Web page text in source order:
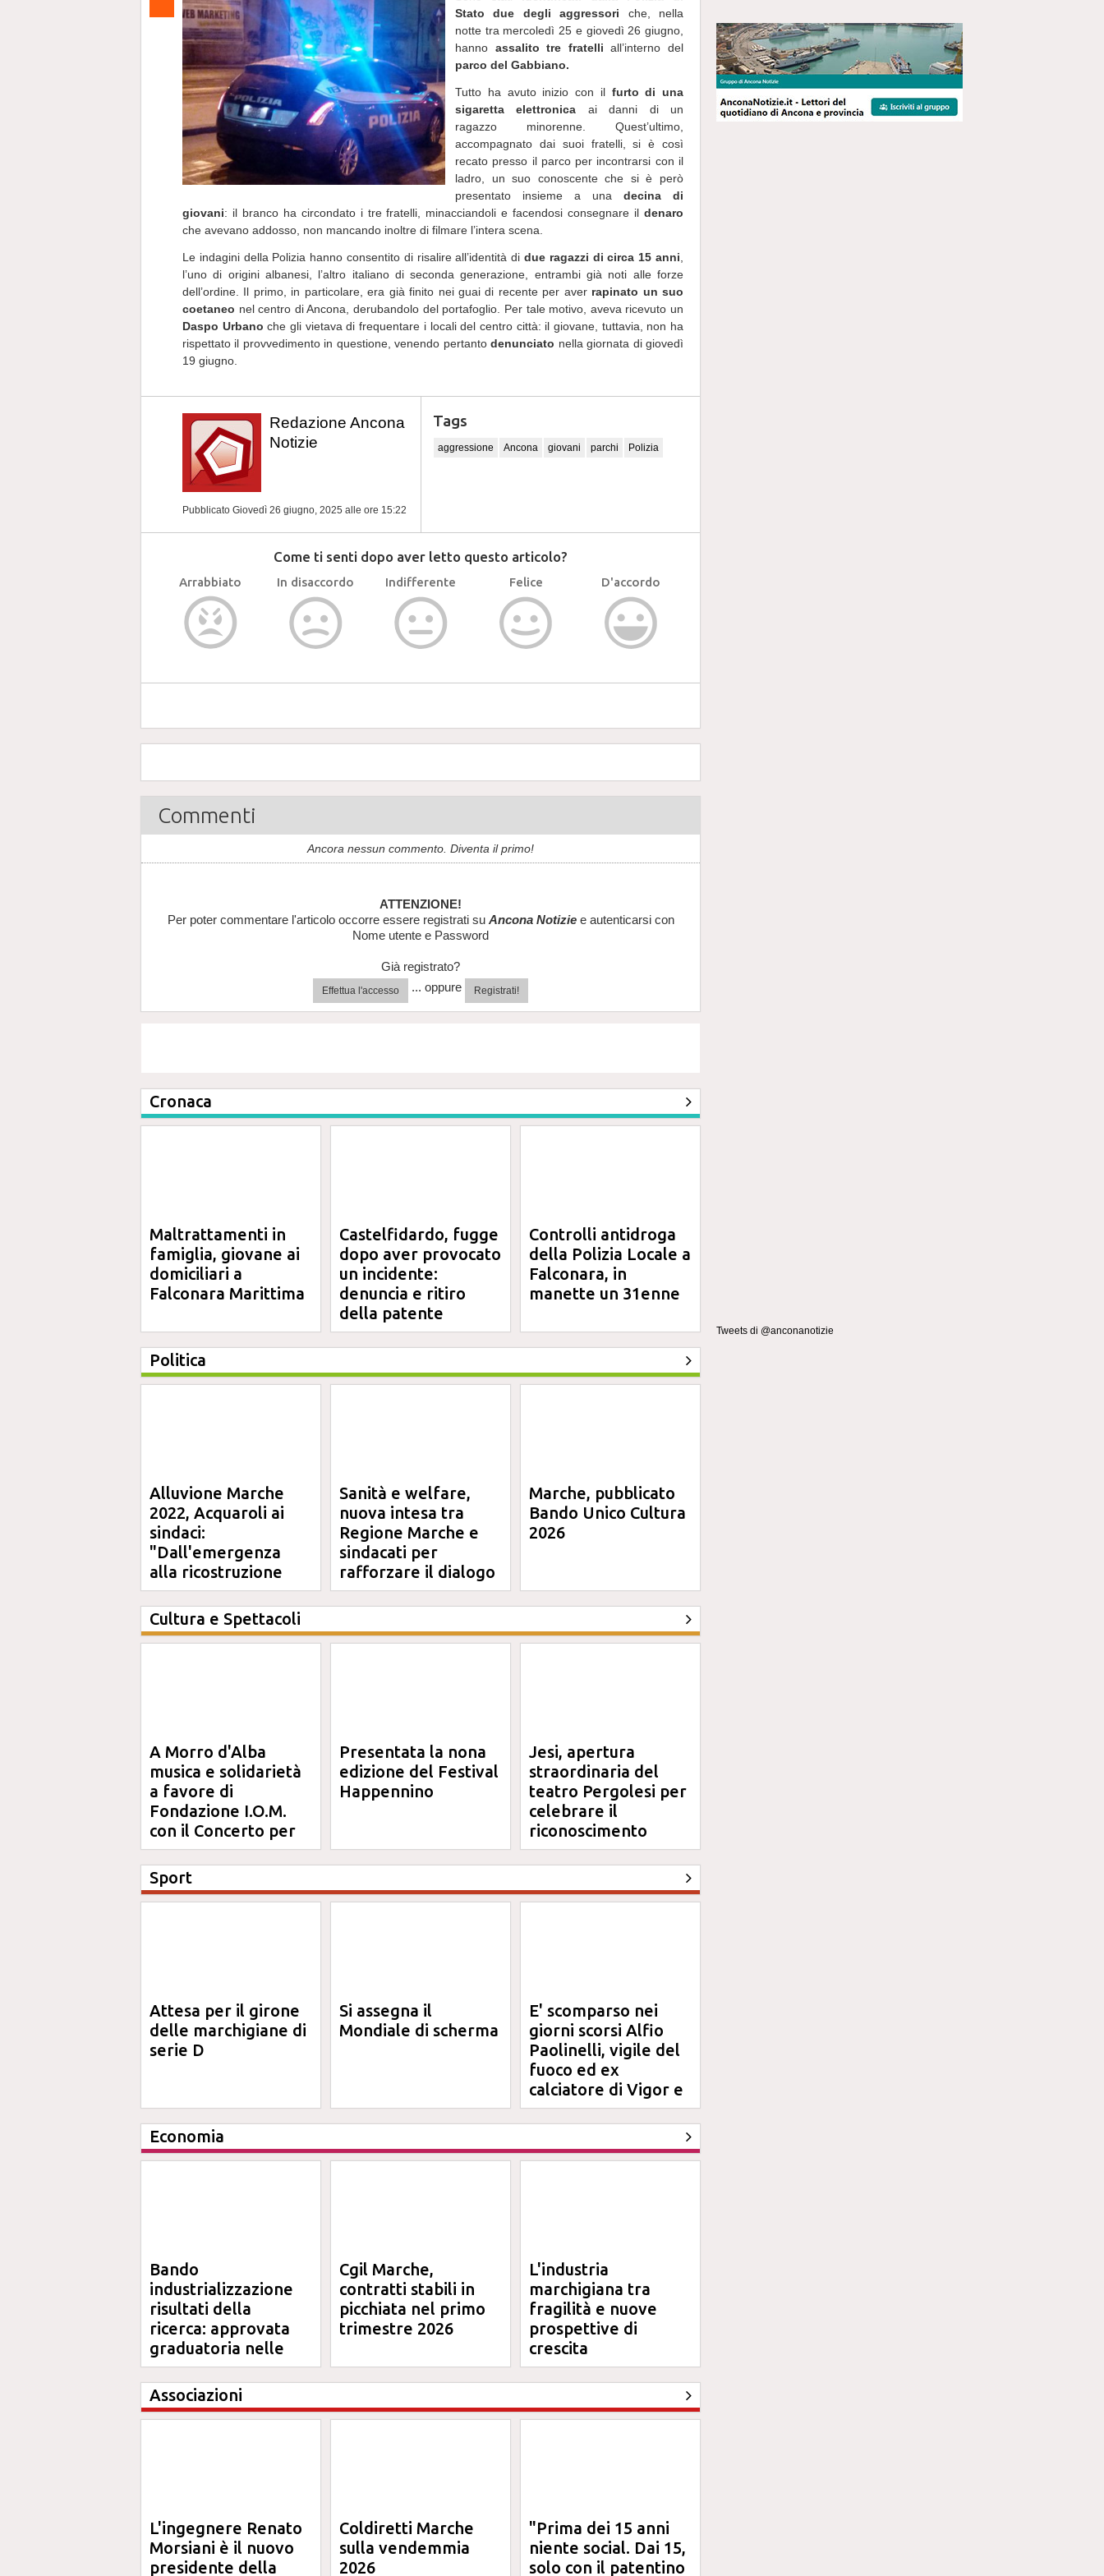
Stato due degli aggressori che, nella
notte tra mercoledì 25 e giovedì 26 giugno,
hanno assalito tre fratelli all’interno del
parco del Gabbiano.
Tutto ha avuto inizio con il furto di una
sigaretta elettronica ai danni di un
ragazzo minorenne. Quest’ultimo,
accompagnato dai suoi fratelli, si è così
recato presso il parco per incontrarsi con il
ladro, un suo conoscente che si è però
presentato insieme a una decina di
giovani: il branco ha circondato i tre fratelli, minacciandoli e facendosi consegnare il denaro
che avevano addosso, non mancando inoltre di filmare l’intera scena.
Le indagini della Polizia hanno consentito di risalire all’identità di due ragazzi di circa 15 anni
l’uno di origini albanesi, l’altro italiano di seconda generazione, entrambi già noti alle forze
dell’ordine. Il primo, in particolare, era già finito nei guai di recente per aver rapinato un suo
coetaneo nel centro di Ancona, derubandolo del portafoglio. Per tale motivo, aveva ricevuto un
Daspo Urbano che gli vietava di frequentare i locali del centro città: il giovane, tuttavia, non ha
rispettato il provvedimento in questione, venendo pertantodenunciato nella giornata di giovedì
19 giugno.
Redazione Ancona
Notizie
Pubblicato Giovedì 26 giugno, 2025 alle ore 15:22
Tags
aggressione Ancona giovani parchi Polizia
Come ti senti dopo aver letto questo articolo?
Arrabbiato In disaccordo Indifferente Felice D'accordo
Commenti
Ancora nessun commento. Diventa il primo!
ATTENZIONE!
Per poter commentare l'articolo occorre essere registrati su Ancona Notiziee autenticarsi con
Nome utente e Password
Già registrato?
Effettua l'accesso ... oppure Registrati!
Cronaca
Maltrattamenti in
famiglia, giovane ai
domiciliari a
Falconara Marittima
Castelfidardo, fugge
dopo aver provocato
un incidente:
denuncia e ritiro
della patente
Controlli antidroga
della Polizia Locale a
Falconara, in
manette un 31enne
Politica
Alluvione Marche
2022, Acquaroli ai
sindaci:
"Dall'emergenza
alla ricostruzione
definitiva"
Sanità e welfare,
nuova intesa tra
Regione Marche e
sindacati per
rafforzare il dialogo
Marche, pubblicato
Bando Unico Cultura
2026
Cultura e Spettacoli
A Morro d'Alba
musica e solidarietà
a favore di
Fondazione I.O.M.
con il Concerto per
Anna
Presentata la nona
edizione del Festival
Happennino
Jesi, apertura
straordinaria del
teatro Pergolesi per
celebrare il
riconoscimento
Unesco
Sport
Attesa per il girone
delle marchigiane di
serie D
Si assegna il
Mondiale di scherma
E' scomparso nei
giorni scorsi Alfio
Paolinelli, vigile del
fuoco ed ex
calciatore di Vigor e
Jesina
Economia
Bando
industrializzazione
risultati della
ricerca: approvata
graduatoria nelle
Marche
Cgil Marche,
contratti stabili in
picchiata nel primo
trimestre 2026
L'industria
marchigiana tra
fragilità e nuove
prospettive di
crescita
Associazioni
L'ingegnere Renato
Morsiani è il nuovo
presidente della
Coldiretti Marche
sulla vendemmia
2026
"Prima dei 15 anni
niente social. Dai 15,
solo con il patentino
Tweets di @anconanotizie